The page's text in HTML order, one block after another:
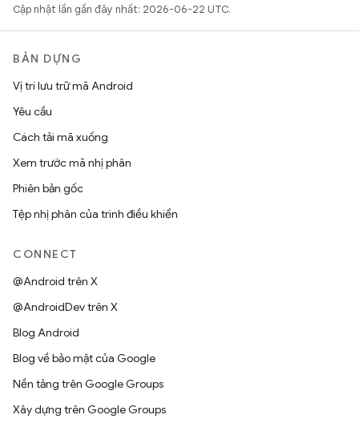
Cập nhật lần gần đây nhất: 2026-06-22 UTC.
BẢN DỰNG
Vị trí lưu trữ mã Android
Yêu cầu
Cách tải mã xuống
Xem trước mã nhị phân
Phiên bản gốc
Tệp nhị phân của trình điều khiển
CONNECT
@Android trên X
@AndroidDev trên X
Blog Android
Blog về bảo mật của Google
Nền tảng trên Google Groups
Xây dựng trên Google Groups